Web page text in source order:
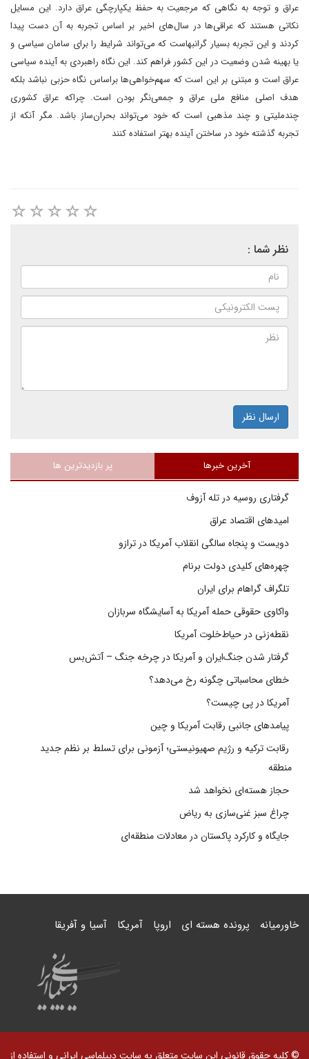
عراق و توجه به نگاهی که مرجعیت به حفظ یکپارچگی عراق دارد. این مسایل
نکاتی هستند که عراقی‌ها در سال‌های اخیر بر اساس تجربه به آن دست پیدا
کردند و این تجربه بسیار گرانبهاست که می‌تواند شرایط را برای سامان سیاسی و
یا بهینه شدن وضعیت در این کشور فراهم کند. این نگاه راهبردی به آینده سیاسی
عراق است و مبتنی بر این است که سهم‌خواهی‌ها براساس نگاه حزبی نباشد بلکه
هدف اصلی منافع ملی عراق و جمعی‌نگر بودن است. چراکه عراق کشوری
چندملیتی و چند مذهبی است که خود می‌تواند بحران‌ساز باشد. مگر آنکه از
تجربه گذشته خود در ساختن آینده بهتر استفاده کنند
نظر شما :
ارسال نظر
آخرین خبرها پر بازدیدترین ها
گرفتاری روسیه در تله آزوف
امیدهای اقتصاد عراق
دویست و پنجاه سالگی انقلاب آمریکا در ترازو
چهره‌های کلیدی دولت برنام
تلگراف گراهام برای ایران
واکاوی حقوقی حمله آمریکا به آسایشگاه سربازان
نقطه‌زنی در حیاط‌خلوت آمریکا
گرفتار شدن جنگ‌ایران و آمریکا در چرخه جنگ – آتش‌بس
خطای محاسباتی چگونه رخ می‌دهد؟
آمریکا در پی چیست؟
پیامدهای جانبی رقابت آمریکا و چین
رقابت ترکیه و رژیم صهیونیستی؛ آزمونی برای تسلط بر نظم جدید
منطقه
حجاز هسته‌ای نخواهد شد
چراغ سبز غنی‌سازی به ریاض
جایگاه و کارکرد پاکستان در معادلات منطقه‌ای
خاورمیانه پرونده هسته ای اروپا آمریکا آسیا و آفریقا
© کلیه حقوق قانونی این سایت متعلق به سایت دیپلماسی ایرانی و استفاده از